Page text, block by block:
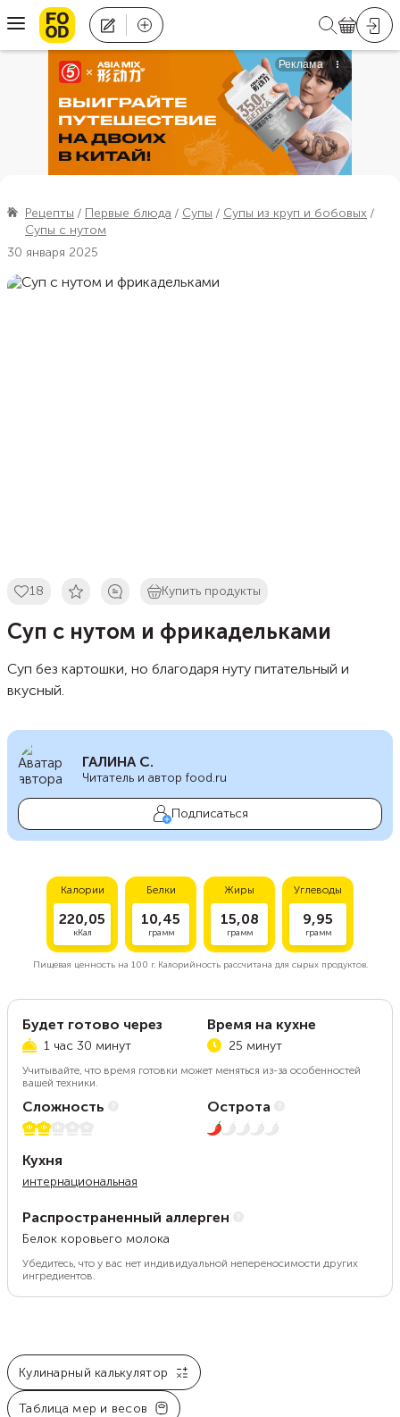
Рецепты Первые блюда Супы
Супы из круп и бобовых
Супы с нутом
30 января 2025
18 Купить продукты
Суп с нутом и фрикадельками
Суп без картошки, но благодаря нуту питательный и
вкусный.
ГАЛИНА С.
Читатель и автор food.ru
Подписаться
Калории
220,05
кКал
Белки
10,45
грамм
Жиры
15,08
грамм
Углеводы
9,95
грамм
Пищевая ценность на 100 г.Калорийность рассчитана для сырых продуктов.
Будет готово через
1 час 30 минут
Время на кухне
25 минут
Учитывайте, что время готовки может меняться из-за особенностей
вашей техники.
Сложность
2 из 5
Острота
1 из 5
Кухня
интернациональная
Распространенный аллерген
Белок коровьего молока
Убедитесь, что у вас нет индивидуальной непереносимости других
ингредиентов.
Кулинарный калькулятор
Таблица мер и весов